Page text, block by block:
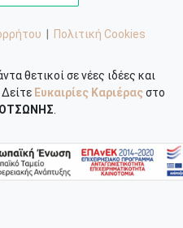
Πολιτική Cookies
θετικοί σε νέες ιδέες και
Ευκαιρίες Καριέραςστο